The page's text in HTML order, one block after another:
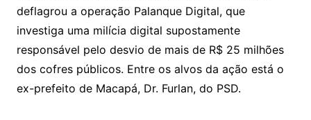
deflagrou a operação Palanque Digital, que
investiga uma milícia digital supostamente
responsável pelo desvio de mais de R$ 25 milhões
dos cofres públicos. Entre os alvos da ação está o
ex-prefeito de Macapá, Dr. Furlan, do PSD.